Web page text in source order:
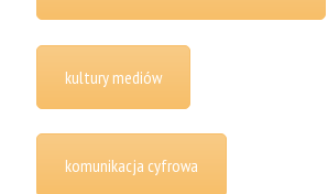
kultury mediów
komunikacja cyfrowa